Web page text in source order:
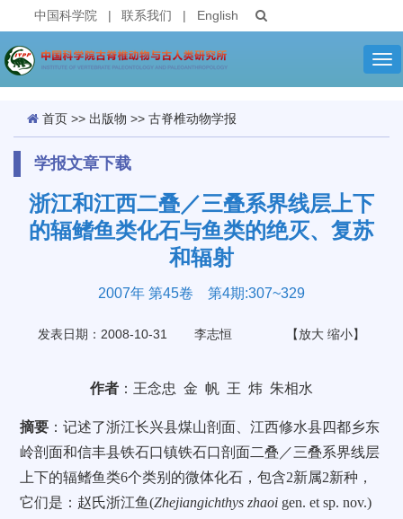
中国科学院 | 联系我们 | English
首页 >> 出版物 >> 古脊椎动物学报
学报文章下载
浙江和江西二叠／三叠系界线层上下
的辐鳍鱼类化石与鱼类的绝灭、复苏
和辐射
2007年 第45卷 第4期:307~329
发表日期：2008-10-31 李志恒 【放大 缩小】
作者 ：王念忠 金 帆 王 炜 朱相水
摘要 ：记述了浙江长兴县煤山剖面、江西修水县四都乡东
岭剖面和信丰县铁石口镇铁石口剖面二叠／三叠系界线层
上下的辐鳍鱼类6个类别的微体化石，包含2新属2新种，
它们是：赵氏浙江鱼(Zhejiangichthys zhaoi gen. et sp. nov.)